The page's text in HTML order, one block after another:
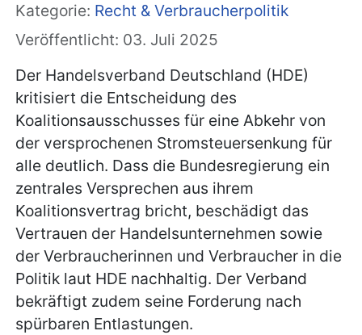
Kategorie: Recht & Verbraucherpolitik
Veröffentlicht: 03. Juli 2025
Der Handelsverband Deutschland (HDE)
kritisiert die Entscheidung des
Koalitionsausschusses für eine Abkehr von
der versprochenen Stromsteuersenkung für
alle deutlich. Dass die Bundesregierung ein
zentrales Versprechen aus ihrem
Koalitionsvertrag bricht, beschädigt das
Vertrauen der Handelsunternehmen sowie
der Verbraucherinnen und Verbraucher in die
Politik laut HDE nachhaltig. Der Verband
bekräftigt zudem seine Forderung nach
spürbaren Entlastungen.